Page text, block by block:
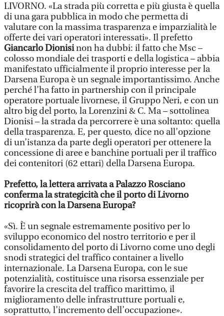
LIVORNO. «La strada più corretta e più giusta è quella
di una gara pubblica in modo che permetta di
valutare con la massima trasparenza e imparzialità le
offerte dei vari operatori interessati». Il prefetto
Giancarlo Dionisinon ha dubbi: il fatto che Msc –
colosso mondiale dei trasporti e della logistica – abbia
manifestato ufficialmente il proprio interesse per la
Darsena Europa è un segnale importantissimo. Anche
perché l’ha fatto in partnership con il principale
operatore portuale livornese, il Gruppo Neri, e con un
altro big del porto, la Lorenzini & C. Ma – sottolinea
Dionisi – la strada da percorrere è una soltanto: quella
della trasparenza. E, per questo, dice no all’opzione
di un’istanza da parte degli operatori per ottenere la
concessione di aree e banchine portuali per il traffico
dei contenitori (62 ettari) della Darsena Europa.
Prefetto, la lettera arrivata a Palazzo Rosciano
conferma la strategicità che il porto di Livorno
ricoprirà con la Darsena Europa?
«Sì. È un segnale estremamente positivo per lo
sviluppo economico del nostro territorio e per il
consolidamento del porto di Livorno come uno degli
snodi strategici del traffico container a livello
internazionale. La Darsena Europa, con le sue
potenzialità, costituisce una risorsa essenziale per
favorire la crescita del traffico marittimo, il
miglioramento delle infrastrutture portuali e,
soprattutto, l’incremento dell’occupazione».